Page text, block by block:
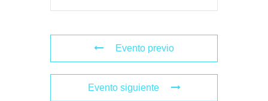
Evento previo
Evento siguiente